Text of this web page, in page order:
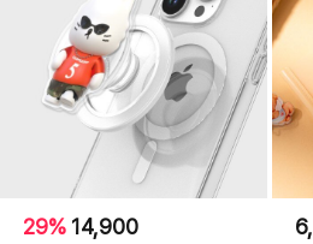
29% 14,900